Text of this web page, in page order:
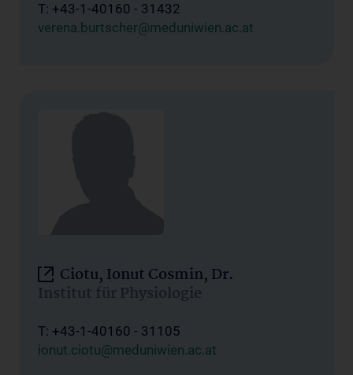
T: +43-1-40160 - 31432
verena.burtscher@meduniwien.ac.at
Ciotu, Ionut Cosmin, Dr.
Institut für Physiologie
T: +43-1-40160 - 31105
ionut.ciotu@meduniwien.ac.at